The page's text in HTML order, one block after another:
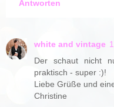
Antworten
white and vintage
Der schaut nicht
praktisch - super :)!
Liebe Grüße und
Christine